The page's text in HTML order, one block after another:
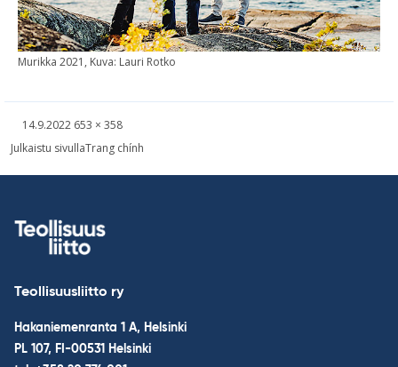
Mu­rikka 2021, Kuva: Lauri Rotko
Kirjoitettu
14.9.2022 Täysikokoinen
653 × 358
Post
Julkaistu sivullaTrang chính
Teollisuusliitto ry
Hakaniemenranta 1 A, Helsinki
PL 107, FI-00531 Helsinki